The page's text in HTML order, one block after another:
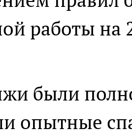
работы на
были
опытные